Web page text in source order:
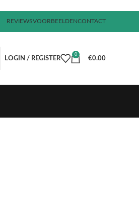
REVIEWSVOORBEELDENCONTACT
LOGIN / REGISTER
0
€0.00